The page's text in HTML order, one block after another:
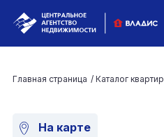
Главная страница / Каталог квартир
На карте